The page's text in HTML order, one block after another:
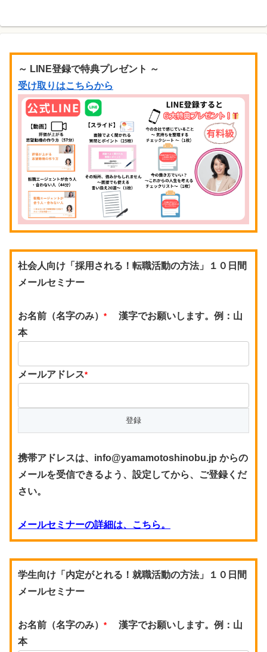
～ LINE登録で特典プレゼント ～
受け取りはこちらから
社会人向け「採用される！転職活動の方法」１０日間
メールセミナー
お名前（名字のみ） *
漢字でお願いします。例：山
本
メールアドレス*
携帯アドレスは、info@yamamotoshinobu.jp からの
メールを受信できるよう、設定してから、ご登録くだ
さい。
メールセミナーの詳細は、こちら。
学生向け「内定がとれる！就職活動の方法」１０日間
メールセミナー
お名前（名字のみ） *
漢字でお願いします。例：山
本